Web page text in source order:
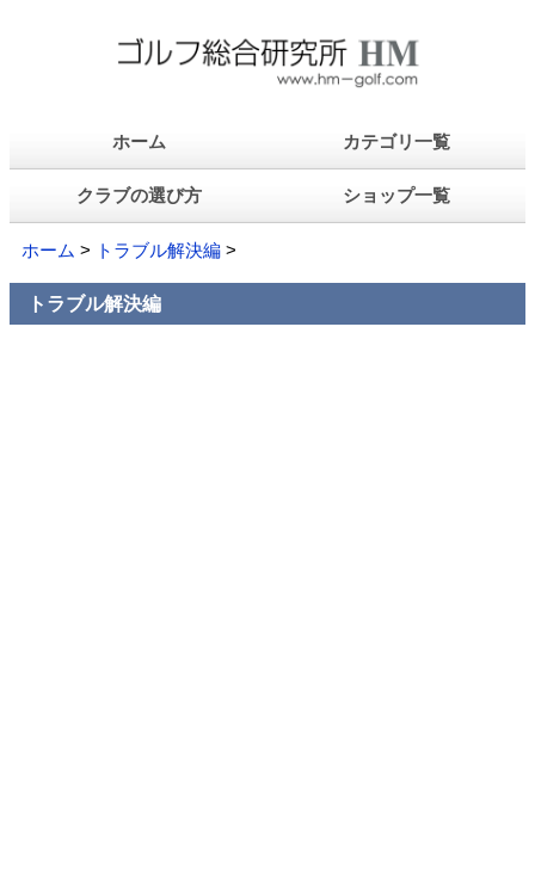
ホーム カテゴリ一覧
クラブの選び方 ショップ一覧
ホーム > トラブル解決編 >
トラブル解決編